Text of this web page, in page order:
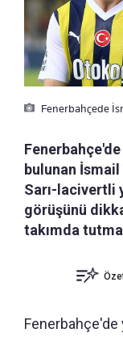
Fenerbahçede
bulunan
Sarı-lacivertli
görüşünü
takımda tutma
Fenerbahçe'de